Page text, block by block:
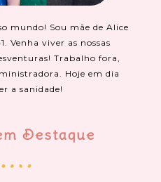
mundo! Sou mãe de Alice
Venha viver as nossas
Trabalho fora,
Hoje em dia
a sanidade!
Destaque